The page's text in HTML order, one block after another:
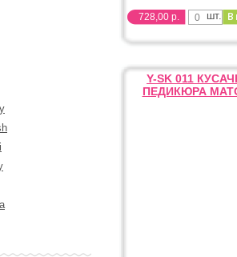
728,00 р. шт.
Y-SK 011
ПЕДИКЮРА